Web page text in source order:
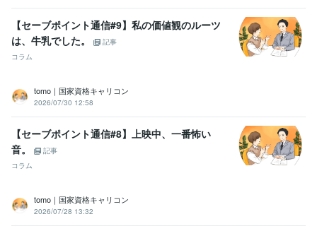
【セーブポイント通信#9】私の価値観のルーツ
は、牛乳でした。
記事
コラム
tomo｜国家資格キャリコン
2026/07/30 12:58
【セーブポイント通信#8】上映中、一番怖い
音。
記事
コラム
tomo｜国家資格キャリコン
2026/07/28 13:32